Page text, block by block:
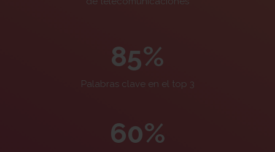
85%
Palabras clave en el top 3
60%